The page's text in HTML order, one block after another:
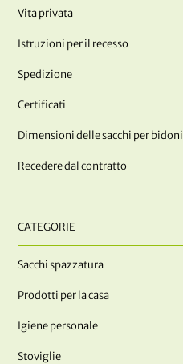
Vita privata
Istruzioni per il recesso
Spedizione
Certificati
Dimensioni delle sacchi per bidoni
Recedere dal contratto
CATEGORIE
Sacchi spazzatura
Prodotti per la casa
Igiene personale
Stoviglie